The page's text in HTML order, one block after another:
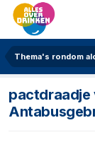
Thema's rondom
pactdraadje